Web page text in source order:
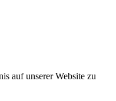
auf unserer Website zu